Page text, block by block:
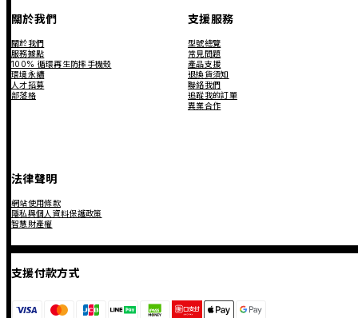
關於我們
關於我們
服務據點
100% 循環再生防摔手機殼
環境永續
人才招募
部落格
支援服務
型號總覽
常見問題
產品支援
退換貨須知
聯絡我們
追蹤我的訂單
異業合作
法律聲明
網站使用條款
隱私與個人資料保護政策
智慧財產權
支援付款方式